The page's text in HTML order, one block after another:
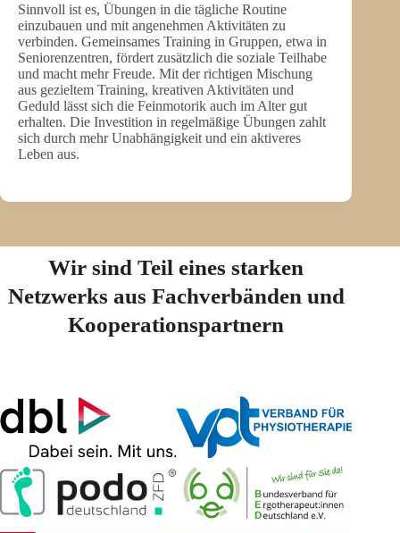
Sinnvoll ist es, Übungen in die tägliche Routine
einzubauen und mit angenehmen Aktivitäten zu
verbinden. Gemeinsames Training in Gruppen, etwa in
Seniorenzentren, fördert zusätzlich die soziale Teilhabe
und macht mehr Freude. Mit der richtigen Mischung
aus gezieltem Training, kreativen Aktivitäten und
Geduld lässt sich die Feinmotorik auch im Alter gut
erhalten. Die Investition in regelmäßige Übungen zahlt
sich durch mehr Unabhängigkeit und ein aktiveres
Leben aus.
Wir sind Teil eines starken
Netzwerks aus Fachverbänden und
Kooperationspartnern